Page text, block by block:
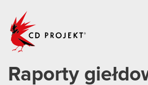
Raporty